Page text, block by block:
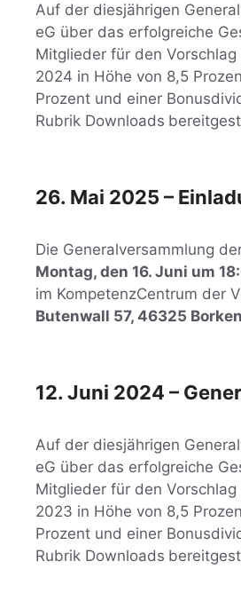
Auf der diesjährigen
eG über das erfolgreiche
Mitglieder für den
2024 in Höhe von 8,5
Prozent und einer
Rubrik Downloads
26. Mai 2025 –
Die Generalversammlung
Montag, den 16. Juni um
im KompetenzCentrum der
Butenwall 57, 46325 Borken
12. Juni 2024 –
Auf der diesjährigen
eG über das erfolgreiche
Mitglieder für den
2023 in Höhe von 8,5
Prozent und einer
Rubrik Downloads